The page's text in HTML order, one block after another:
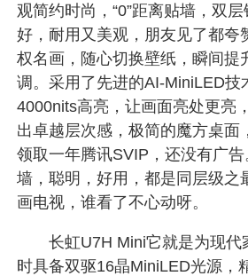
观简约时尚，“0”距离贴墙，双
好，耐用又美观，朋友见了都夸
权名画，随心切换壁纸，瞬间提
调。采用了先进的AI-MiniLED技
4000nits高亮，让画面亮处更亮
出卓越层次感，极简的魔方桌面
领取一年腾讯SVIP，还没有广
墙，聪明，好用，都是同层级之
画电视，谁看了不心动呀。
长虹U7H Mini它就是为现代
时具备双驱16晶MiniLED光源，